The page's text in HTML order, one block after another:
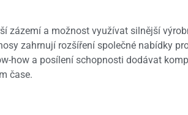
zázemí a možnost využívat silnější
zahrnují rozšíření společné nabídky
how a posílení schopnosti dodávat
čase.